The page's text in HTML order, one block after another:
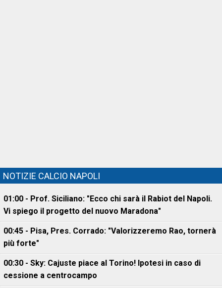
NOTIZIE CALCIO NAPOLI
01:00 - Prof. Siciliano: "Ecco chi sarà il Rabiot del Napoli.
Vi spiego il progetto del nuovo Maradona"
00:45 - Pisa, Pres. Corrado: "Valorizzeremo Rao, tornerà
più forte"
00:30 - Sky: Cajuste piace al Torino! Ipotesi in caso di
cessione a centrocampo